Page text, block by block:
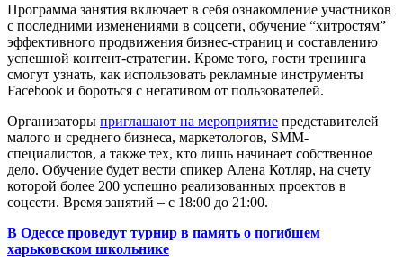
Программа занятия включает в себя ознакомление участников
с последними изменениями в соцсети, обучение “хитростям”
эффективного продвижения бизнес-страниц и составлению
успешной контент-стратегии. Кроме того, гости тренинга
смогут узнать, как использовать рекламные инструменты
Facebook и бороться с негативом от пользователей.
Организаторы приглашают на мероприятие представителей
малого и среднего бизнеса, маркетологов, SMM-
специалистов, а также тех, кто лишь начинает собственное
дело. Обучение будет вести спикер Алена Котляр, на счету
которой более 200 успешно реализованных проектов в
соцсети. Время занятий – с 18:00 до 21:00.
В Одессе проведут турнир в память о погибшем
харьковском школьнике